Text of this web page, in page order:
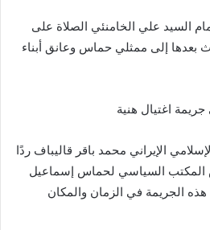
السيد علي الخامنئي الصلاة على
بعدها إلى ممثلي حماس وعانق أبناء
اغتيال هنية
الإيراني محمد باقر قاليباف ردًا
المكتب السياسي لحماس إسماعيل
الجريمة في الزمان والمكان